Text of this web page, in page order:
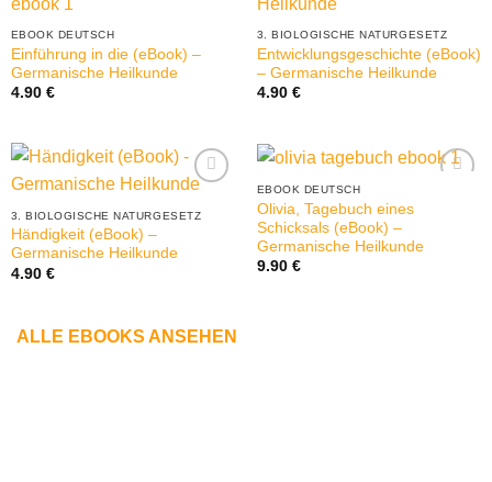
EBOOK DEUTSCH
Einführung in die (eBook) –
Germanische Heilkunde
4.90 €
3. BIOLOGISCHE NATURGESETZ
Entwicklungsgeschichte (eBook)
– Germanische Heilkunde
4.90 €
3. BIOLOGISCHE NATURGESETZ
Händigkeit (eBook) –
Germanische Heilkunde
4.90 €
EBOOK DEUTSCH
Olivia, Tagebuch eines
Schicksals (eBook) –
Germanische Heilkunde
9.90 €
ALLE EBOOKS ANSEHEN